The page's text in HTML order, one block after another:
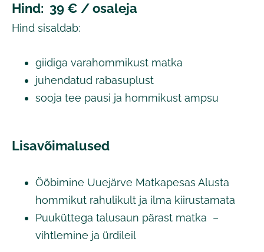
Hind: 39 € / osaleja
Hind sisaldab:
giidiga varahommikust matka
juhendatud rabasuplust
sooja tee pausi ja hommikust ampsu
Lisavõimalused
Ööbimine Uuejärve Matkapesas Alusta
hommikut rahulikult ja ilma kiirustamata
Puuküttega talusaun pärast matka –
vihtlemine ja ürdileil